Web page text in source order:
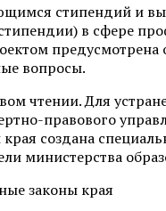
стипендий и
в сфере
предусмотрена
вопросы.
чтении. Для
правового
создана
министерства
законы края